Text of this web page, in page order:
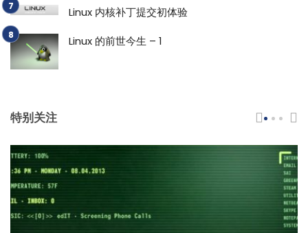
Linux 内核补丁提交初体验
Linux 的前世今生 – 1
特别关注